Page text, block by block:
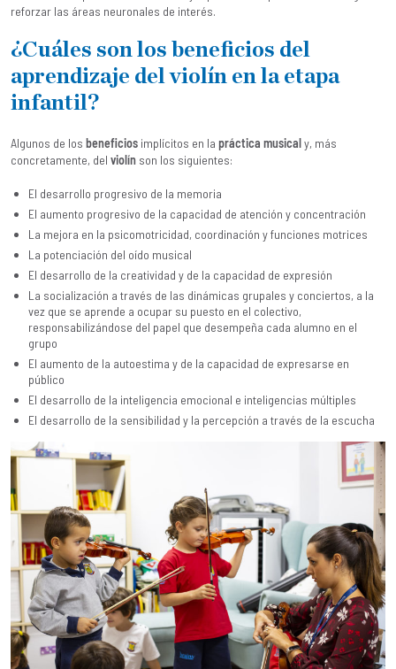
reforzar las áreas neuronales de interés.
¿Cuáles son los beneficios del
aprendizaje del violín en la etapa
infantil?
Algunos de los beneficios implícitos en la práctica musicaly, más
concretamente, del violín son los siguientes:
El desarrollo progresivo de la memoria
El aumento progresivo de la capacidad de atención y concentración
La mejora en la psicomotricidad, coordinación y funciones motrices
La potenciación del oído musical
El desarrollo de la creatividad y de la capacidad de expresión
La socialización a través de las dinámicas grupales y conciertos, a la
vez que se aprende a ocupar su puesto en el colectivo,
responsabilizándose del papel que desempeña cada alumno en el
grupo
El aumento de la autoestima y de la capacidad de expresarse en
público
El desarrollo de la inteligencia emocional e inteligencias múltiples
El desarrollo de la sensibilidad y la percepción a través de la escucha